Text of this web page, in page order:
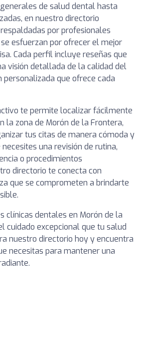
de salud dental hasta
en nuestro directorio
por profesionales
esfuerzan por ofrecer el mejor
Cada perfil incluye reseñas que
visión detallada de la calidad del
personalizada que ofrece cada
te permite localizar fácilmente
la zona de Morón de la Frontera,
tus citas de manera cómoda y
una revisión de rutina,
o procedimientos
directorio te conecta con
que se comprometen a brindarte
clínicas dentales en Morón de la
cuidado excepcional que tu salud
nuestro directorio hoy y encuentra
necesitas para mantener una